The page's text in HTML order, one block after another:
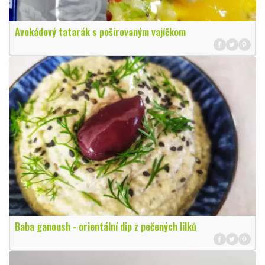
Avokádový tatarák s poširovaným vajíčkom
Baba ganoush - orientální dip z pečených lilků